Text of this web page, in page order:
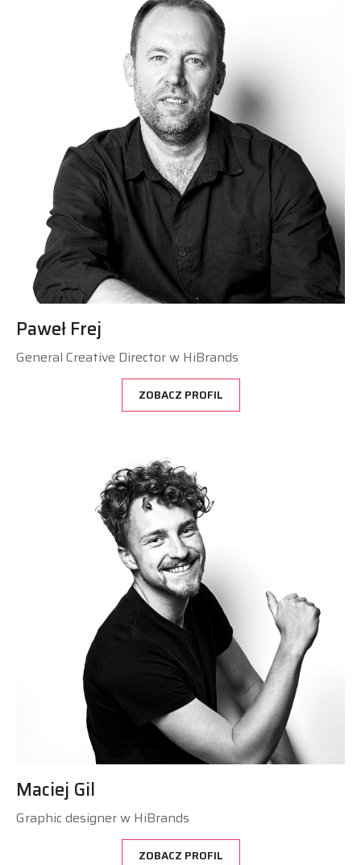
Paweł Frej
General Creative Director w HiBrands
ZOBACZ PROFIL
Maciej Gil
Graphic designer w HiBrands
ZOBACZ PROFIL